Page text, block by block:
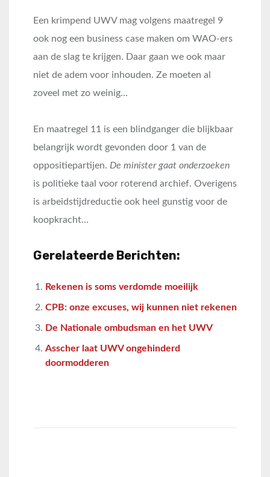
Een krimpend UWV mag volgens maatregel 9
ook nog een business case maken om WAO-ers
aan de slag te krijgen. Daar gaan we ook maar
niet de adem voor inhouden. Ze moeten al
zoveel met zo weinig…
En maatregel 11 is een blindganger die blijkbaar
belangrijk wordt gevonden door 1 van de
oppositiepartijen. De minister gaat onderzoeken
is politieke taal voor roterend archief. Overigens
is arbeidstijdreductie ook heel gunstig voor de
koopkracht…
Gerelateerde Berichten:
Rekenen is soms verdomde moeilijk
CPB: onze excuses, wij kunnen niet rekenen
De Nationale ombudsman en het UWV
Asscher laat UWV ongehinderd
doormodderen